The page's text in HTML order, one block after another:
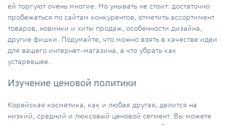
ей торгуют очень многие. Но унывать не стоит: достаточно
пробежаться по сайтам конкурентов, отметить ассортимент
товаров, новинки и хиты продаж, особенности дизайна,
другие фишки. Подумайте, что можно взять в качестве идеи
для вашего интернет-магазина, а что убрать как
устаревшее.
Изучение ценовой политики
Корейская косметика, как и любая другая, делится на
низкий, средний и люксовый ценовой сегмент. Вы можете